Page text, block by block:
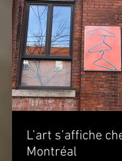
L’art s’affiche
Montréal